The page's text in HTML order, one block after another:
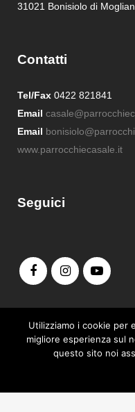
31021 Bonisiolo di
Contatti
Tel/Fax 0422 821841
Email
Email
www.parrocchiecasale.it
Seguici
Utilizziamo i cookie per
migliore esperienza sul
questo sito noi